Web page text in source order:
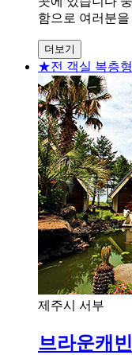
함으로 여러분
더보기
★전 객실 복층
제주시 서부
브라운캐빈